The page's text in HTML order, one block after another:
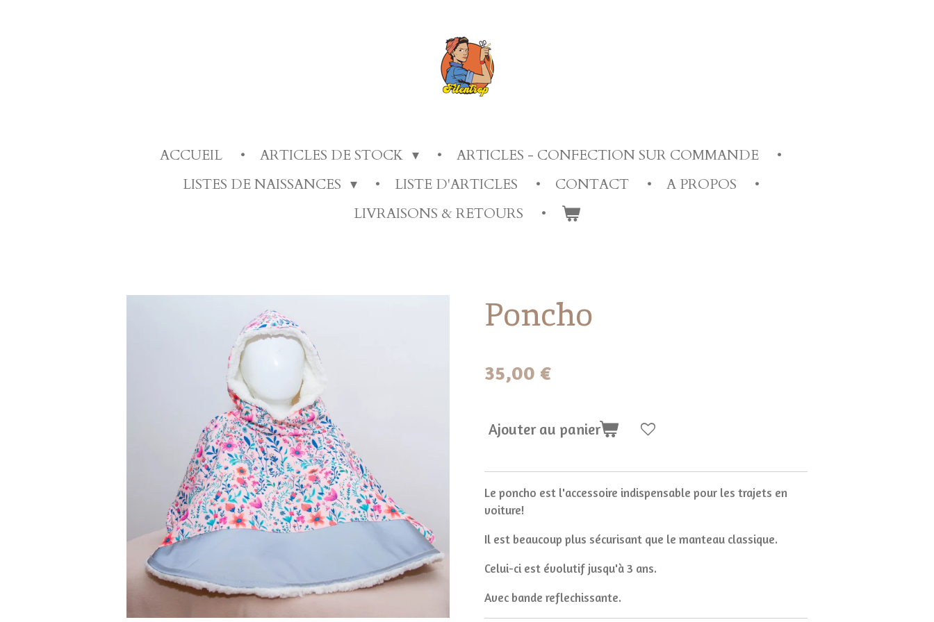
ACCUEIL ARTICLES DE STOCK
ARTICLES - CONFECTION SUR COMMANDE
LISTES DE NAISSANCES
LISTE D'ARTICLES CONTACT
A PROPOS
LIVRAISONS & RETOURS
Poncho
35,00 €
Ajouter au panier
Le poncho est l'accessoire indispensable pour les trajets en
voiture!
Il est beaucoup plus sécurisant que le manteau classique.
Celui-ci est évolutif jusqu'à 3 ans.
Avec bande reflechissante.